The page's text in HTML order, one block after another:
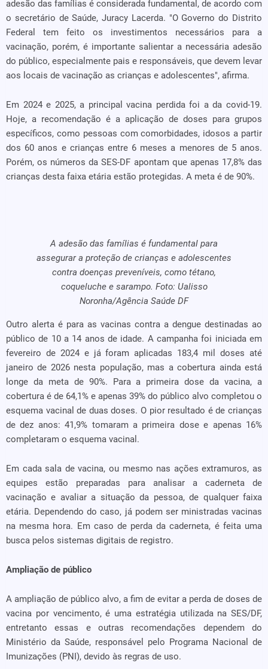
adesão das famílias é considerada fundamental, de acordo com
o secretário de Saúde, Juracy Lacerda. "O Governo do Distrito
Federal tem feito os investimentos necessários para a
vacinação, porém, é importante salientar a necessária adesão
do público, especialmente pais e responsáveis, que devem levar
aos locais de vacinação as crianças e adolescentes", afirma.
Em 2024 e 2025, a principal vacina perdida foi a da covid-19.
Hoje, a recomendação é a aplicação de doses para grupos
específicos, como pessoas com comorbidades, idosos a partir
dos 60 anos e crianças entre 6 meses a menores de 5 anos.
Porém, os números da SES-DF apontam que apenas 17,8% das
crianças desta faixa etária estão protegidas. A meta é de 90%.
A adesão das famílias é fundamental para
assegurar a proteção de crianças e adolescentes
contra doenças preveníveis, como tétano,
coqueluche e sarampo. Foto: Ualisso
Noronha/Agência Saúde DF
Outro alerta é para as vacinas contra a dengue destinadas ao
público de 10 a 14 anos de idade. A campanha foi iniciada em
fevereiro de 2024 e já foram aplicadas 183,4 mil doses até
janeiro de 2026 nesta população, mas a cobertura ainda está
longe da meta de 90%. Para a primeira dose da vacina, a
cobertura é de 64,1% e apenas 39% do público alvo completou o
esquema vacinal de duas doses. O pior resultado é de crianças
de dez anos: 41,9% tomaram a primeira dose e apenas 16%
completaram o esquema vacinal.
Em cada sala de vacina, ou mesmo nas ações extramuros, as
equipes estão preparadas para analisar a caderneta de
vacinação e avaliar a situação da pessoa, de qualquer faixa
etária. Dependendo do caso, já podem ser ministradas vacinas
na mesma hora. Em caso de perda da caderneta, é feita uma
busca pelos sistemas digitais de registro.
Ampliação de público
A ampliação de público alvo, a fim de evitar a perda de doses de
vacina por vencimento, é uma estratégia utilizada na SES/DF,
entretanto essas e outras recomendações dependem do
Ministério da Saúde, responsável pelo Programa Nacional de
Imunizações (PNI), devido às regras de uso.